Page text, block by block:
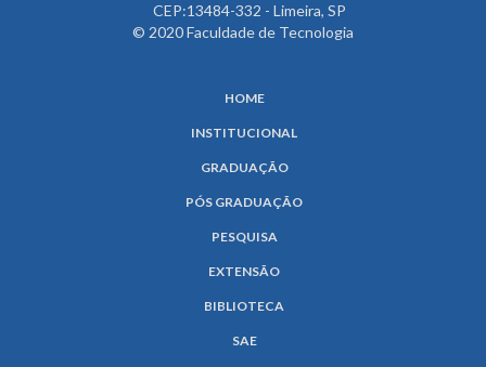
CEP:13484-332 - Limeira, SP
© 2020 Faculdade de Tecnologia
HOME
INSTITUCIONAL
GRADUAÇÃO
PÓS GRADUAÇÃO
PESQUISA
EXTENSÃO
BIBLIOTECA
SAE